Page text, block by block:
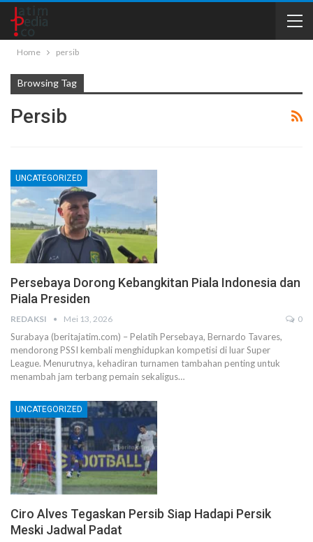
Home persib
Browsing Tag
Persib
UNCATEGORIZED
Persebaya Dorong Kebangkitan Piala Indonesia dan
Piala Presiden
REDAKSI Mei 13, 2026 0
Surabaya (beritajatim.com) – Pelatih Persebaya, Bernardo Tavares,
mendorong PSSI kembali menghidupkan kompetisi di luar Super
League. Menurutnya, kehadiran turnamen tambahan penting untuk
menambah jam terbang pemain sekaligus…
UNCATEGORIZED
Ciro Alves Tegaskan Persib Siap Hadapi Persik
Meski Jadwal Padat